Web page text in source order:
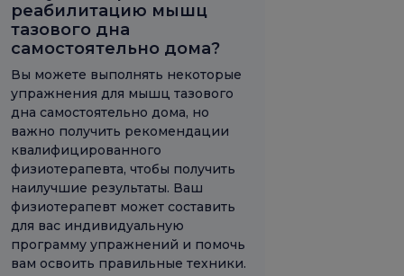
реабилитацию мышц
тазового дна
самостоятельно дома?
Вы можете выполнять некоторые
упражнения для мышц тазового
дна самостоятельно дома, но
важно получить рекомендации
квалифицированного
физиотерапевта, чтобы получить
наилучшие результаты. Ваш
физиотерапевт может составить
для вас индивидуальную
программу упражнений и помочь
вам освоить правильные техники.